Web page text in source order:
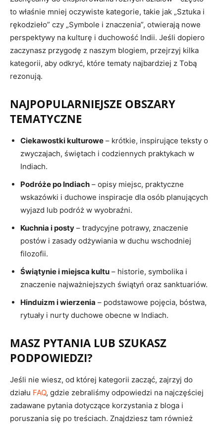
to właśnie mniej oczywiste kategorie, takie jak „Sztuka i
rękodzieło” czy „Symbole i znaczenia”, otwierają nowe
perspektywy na kulturę i duchowość Indii. Jeśli dopiero
zaczynasz przygodę z naszym blogiem, przejrzyj kilka
kategorii, aby odkryć, które tematy najbardziej z Tobą
rezonują.
NAJPOPULARNIEJSZE OBSZARY
TEMATYCZNE
Ciekawostki kulturowe – krótkie, inspirujące teksty o
zwyczajach, świętach i codziennych praktykach w
Indiach.
Podróże po Indiach – opisy miejsc, praktyczne
wskazówki i duchowe inspiracje dla osób planujących
wyjazd lub podróż w wyobraźni.
Kuchnia i posty – tradycyjne potrawy, znaczenie
postów i zasady odżywiania w duchu wschodniej
filozofii.
Świątynie i miejsca kultu – historie, symbolika i
znaczenie najważniejszych świątyń oraz sanktuariów.
Hinduizm i wierzenia – podstawowe pojęcia, bóstwa,
rytuały i nurty duchowe obecne w Indiach.
MASZ PYTANIA LUB SZUKASZ
PODPOWIEDZI?
Jeśli nie wiesz, od której kategorii zacząć, zajrzyj do
działu FAQ, gdzie zebraliśmy odpowiedzi na najczęściej
zadawane pytania dotyczące korzystania z bloga i
poruszania się po treściach. Znajdziesz tam również